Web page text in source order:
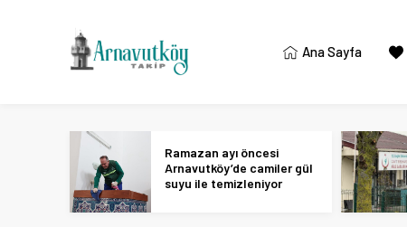
Ana Sayfa
Ramazan ayı öncesi
Arnavutköy’de camiler gül
suyu ile temizleniyor